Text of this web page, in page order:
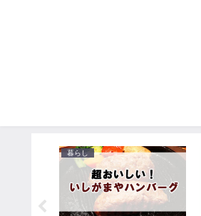
暮らし